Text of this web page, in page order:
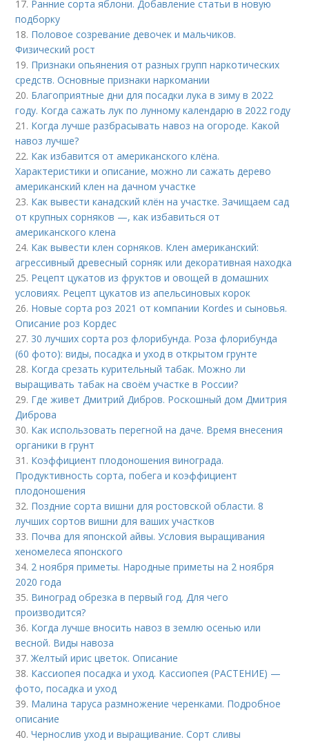
17. Ранние сорта яблони. Добавление статьи в новую
подборку
18. Половое созревание девочек и мальчиков.
Физический рост
19. Признаки опьянения от разных групп наркотических
средств. Основные признаки наркомании
20. Благоприятные дни для посадки лука в зиму в 2022
году. Когда сажать лук по лунному календарю в 2022 году
21. Когда лучше разбрасывать навоз на огороде. Какой
навоз лучше?
22. Как избавится от американского клёна.
Характеристики и описание, можно ли сажать дерево
американский клен на дачном участке
23. Как вывести канадский клён на участке. Зачищаем сад
от крупных сорняков —, как избавиться от
американского клена
24. Как вывести клен сорняков. Клен американский:
агрессивный древесный сорняк или декоративная находка
25. Рецепт цукатов из фруктов и овощей в домашних
условиях. Рецепт цукатов из апельсиновых корок
26. Новые сорта роз 2021 от компании Kordes и сыновья.
Описание роз Кордес
27. 30 лучших сорта роз флорибунда. Роза флорибунда
(60 фото): виды, посадка и уход в открытом грунте
28. Когда срезать курительный табак. Можно ли
выращивать табак на своём участке в России?
29. Где живет Дмитрий Дибров. Роскошный дом Дмитрия
Диброва
30. Как использовать перегной на даче. Время внесения
органики в грунт
31. Коэффициент плодоношения винограда.
Продуктивность сорта, побега и коэффициент
плодоношения
32. Поздние сорта вишни для ростовской области. 8
лучших сортов вишни для ваших участков
33. Почва для японской айвы. Условия выращивания
хеномелеса японского
34. 2 ноября приметы. Народные приметы на 2 ноября
2020 года
35. Виноград обрезка в первый год. Для чего
производится?
36. Когда лучше вносить навоз в землю осенью или
весной. Виды навоза
37.Желтый ирис цветок. Описание
38. Кассиопея посадка и уход. Кассиопея (РАСТЕНИЕ) —
фото, посадка и уход
39. Малина таруса размножение черенками. Подробное
описание
40.Чернослив уход и выращивание. Сорт сливы